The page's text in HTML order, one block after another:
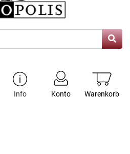
Warenkorb
Konto
Info